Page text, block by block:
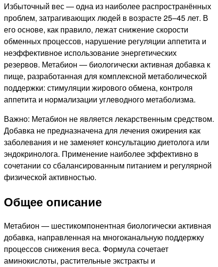
Избыточный вес — одна из наиболее распространённых
проблем, затрагивающих людей в возрасте 25–45 лет. В
его основе, как правило, лежат снижение скорости
обменных процессов, нарушение регуляции аппетита и
неэффективное использование энергетических
резервов. Метабион — биологически активная добавка к
пище, разработанная для комплексной метаболической
поддержки: стимуляции жирового обмена, контроля
аппетита и нормализации углеводного метаболизма.
Важно: Метабион не является лекарственным средством.
Добавка не предназначена для лечения ожирения как
заболевания и не заменяет консультацию диетолога или
эндокринолога. Применение наиболее эффективно в
сочетании со сбалансированным питанием и регулярной
физической активностью.
Общее описание
Метабион — шестикомпонентная биологически активная
добавка, направленная на многоканальную поддержку
процессов снижения веса. Формула сочетает
аминокислоты, растительные экстракты и